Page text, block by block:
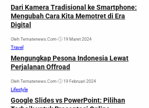
Dari Kamera Tradisional ke Smartphone:
Mengubah Cara Kita Memotret di Era
Digital
Oleh Ternatenews.com• 19 Maret 2024
Travel
Mengungkap Pesona Indonesia Lewat
Perjalanan Offroad
Oleh Ternatenews.com• 19 Februari 2024
Lifestyle
Google Slides vs PowerPoint: Pilihan